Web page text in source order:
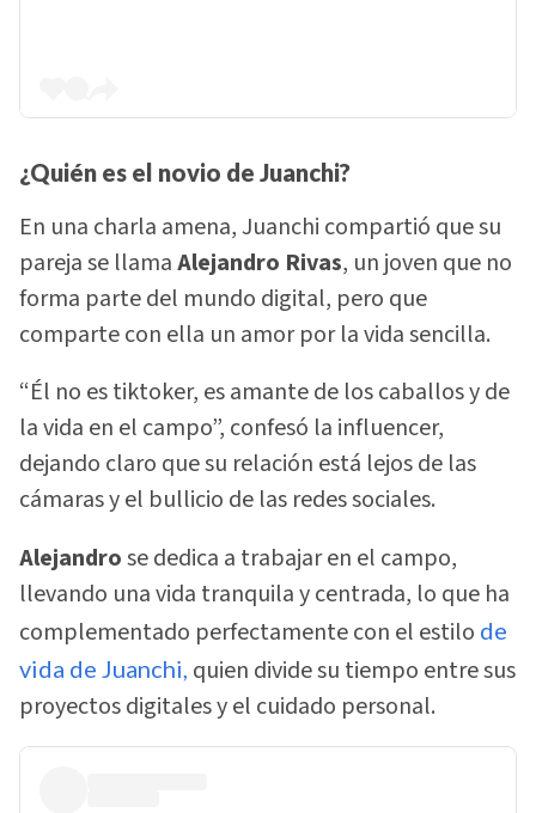
¿Quién es el novio de Juanchi?
En una charla amena, Juanchi compartió que su
pareja se llamaAlejandro Rivas, un joven que no
forma parte del mundo digital, pero que
comparte con ella un amor por la vida sencilla.
“Él no es tiktoker, es amante de los caballos y de
la vida en el campo”, confesó la influencer,
dejando claro que su relación está lejos de las
cámaras y el bullicio de las redes sociales.
Alejandrose dedica a trabajar en el campo,
llevando una vida tranquila y centrada, lo que ha
complementado perfectamente con el estilo de
vida de Juanchi, quien divide su tiempo entre sus
proyectos digitales y el cuidado personal.